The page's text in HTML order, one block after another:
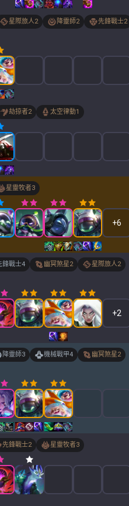
星際旅人2 降靈師2 先鋒戰士2
劫掠者2 太空律動1
星靈牧者3
+6
鋒戰士4 幽冥煞星2 星際旅人2
+2
降靈師3 機械戰甲4 幽冥煞星2
先鋒戰士2 星靈牧者3